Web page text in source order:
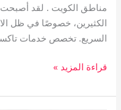
مناطق الكويت . لقد
الكثيرين، خصوصًا في ظل
السريع. تخصص خدمات
قراءة المزيد »